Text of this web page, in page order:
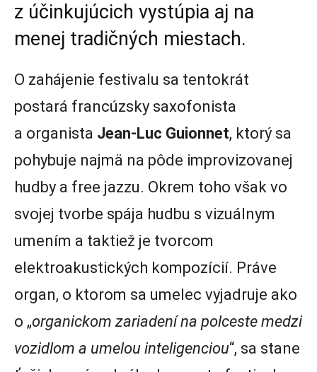
z účinkujúcich vystúpia aj na
menej tradičných miestach.
O zahájenie festivalu sa tentokrát
postará francúzsky saxofonista
a organista Jean-Luc Guionnet, ktorý sa
pohybuje najmä na pôde improvizovanej
hudby a free jazzu. Okrem toho však vo
svojej tvorbe spája hudbu s vizuálnym
umením a taktiež je tvorcom
elektroakustických kompozícií. Práve
organ, o ktorom sa umelec vyjadruje ako
o „organickom zariadení na polceste medzi
vozidlom a umelou inteligenciou“, sa stane